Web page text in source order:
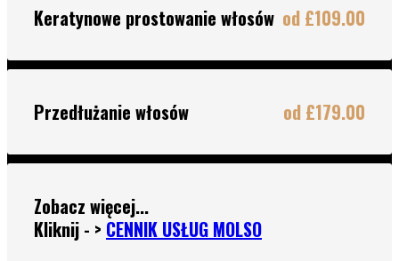
Keratynowe prostowanie włosów od £109.00
Przedłużanie włosów od £179.00
Zobacz więcej...
Kliknij - > CENNIK USŁUG MOLSO